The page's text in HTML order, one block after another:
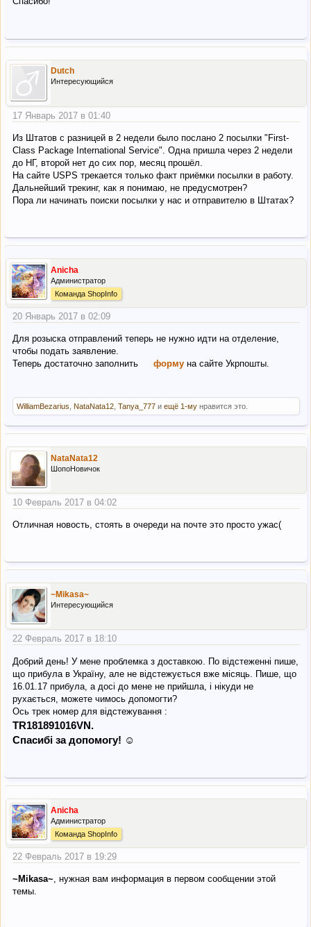
Dutch
Интересующийся
17 Январь 2017 в 01:40
Из Штатов с разницей в 2 недели было послано 2 посылки "First-
Class Package International Service". Одна пришла через 2 недели
до НГ, второй нет до сих пор, месяц прошёл.
На сайте USPS трекается только факт приёмки посылки в работу.
Дальнейший трекинг, как я понимаю, не предусмотрен?
Пора ли начинать поиски посылки у нас и отправителю в Штатах?
Anicha
Администратор
Команда ShopInfo
20 Январь 2017 в 02:09
Для розыска отправлений теперь не нужно идти на отделение,
чтобы подать заявление.
Теперь достаточно заполнить
форму на сайте Укрпошты.
WilliamBezarius NataNata12 Tanya_777 и ещё 1-му нравится это.
NataNata12
ШопоНовичок
10 Февраль 2017 в 04:02
Отличная новость, стоять в очереди на почте это просто ужас(
~Mikasa~
Интересующийся
22 Февраль 2017 в 18:10
Добрий день! У мене проблемка з доставкою. По відстеженні пише,
що прибула в Україну, але не відстежується вже місяць. Пише, що
16.01.17 прибула, а досі до мене не прийшла, і нікуди не
рухається, можете чимось допомогти?
Ось трек номер для відстежування :
TR181891016VN.
Спасибі за допомогу! ☺
Anicha
Администратор
Команда ShopInfo
22 Февраль 2017 в 19:29
~Mikasa~ , нужная вам информация в первом сообщении этой
темы.